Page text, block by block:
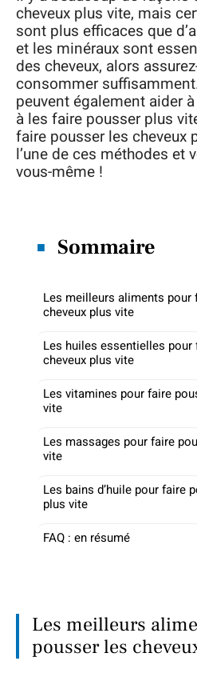
cheveux plus vite, mais
sont plus efficaces que
et les minéraux sont
des cheveux, alors
consommer
peuvent également aider
à les faire pousser plus
faire pousser les cheveux
l’une de ces méthodes et
vous-même !
Sommaire
Les meilleurs aliments pour
cheveux plus vite
Les huiles essentielles
cheveux plus vite
Les vitamines pour faire
vite
Les massages pour faire
vite
Les bains d’huile pour faire
plus vite
FAQ : en résumé
Les meilleurs
pousser les